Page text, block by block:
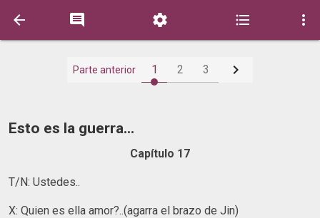
    
Parte anterior 1 2 3 
Esto es la guerra...
Capítulo 17
T/N: Ustedes..
X: Quien es ella amor?..(agarra el brazo de Jin)